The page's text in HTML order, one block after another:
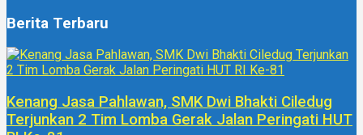
Berita Terbaru
Kenang Jasa Pahlawan, SMK Dwi Bhakti Ciledug
Terjunkan 2 Tim Lomba Gerak Jalan Peringati HUT